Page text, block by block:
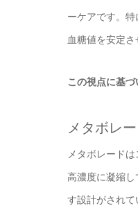
ーケアです。
血糖値を安定
この視点に基
メタボレ
メタボレード
高濃度に凝縮
す設計がされて